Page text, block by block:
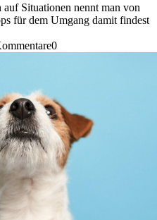
Situationen nennt man von
für dem Umgang damit findest
0